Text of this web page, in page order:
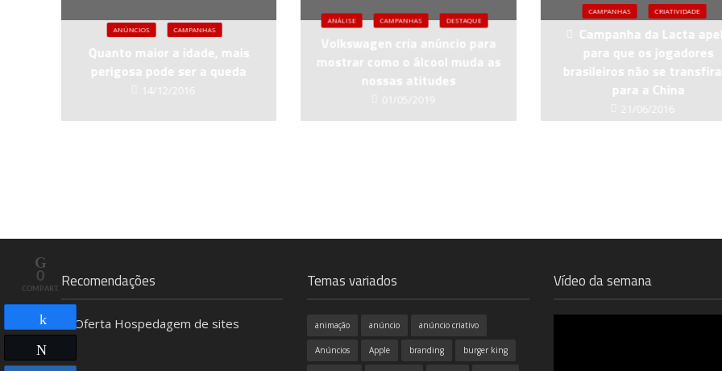
ANÚNCIOS CAMPANHAS
Quanto maior a idade, mais
perigosa pode ser a queda
14/12/2016
ANÁLISE CAMPANHAS DESTAQUE
Volkswagen cria anúncio para
mostrar como o álcool muda as
nossas atitudes
CAMPANHAS CRIATIVIDADE
Campanha da Lacta
para que os jogadores
brasileiros não se
para a China
21/06/2016
Recomendações Temas variados
animação anúncio anúncio criativo
Anúncios Apple branding burger king
Vídeo da semana
0
COMPART.
Compartilhar